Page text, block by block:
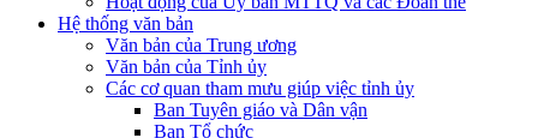
Hệ thống văn bản
Văn bản của Trung ương
Văn bản của Tỉnh ủy
Các cơ quan tham mưu giúp việc tỉnh ủy
Ban Tuyên giáo và Dân vận
Ban Tổ chức